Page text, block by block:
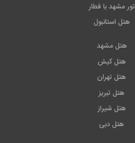
تور مشهد با قطار
هتل استانبول
هتل مشهد
هتل کیش
هتل تهران
هتل تبریز
هتل شیراز
هتل دبی